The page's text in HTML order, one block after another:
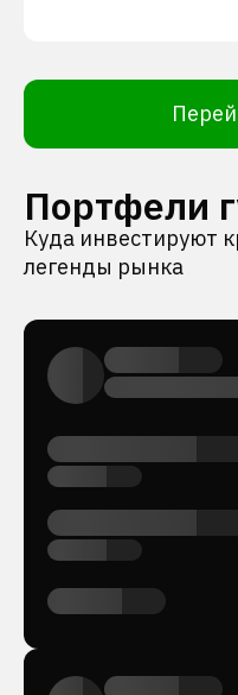
Портфели
Куда инвестируют
легенды рынка